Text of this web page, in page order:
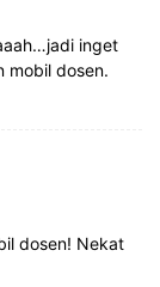
inget
mobil dosen.
dosen! Nekat